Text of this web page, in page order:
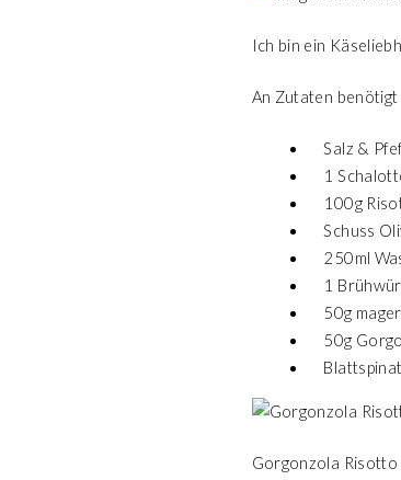
Ich bin ein
An Zutaten benötigt
Salz &
1
100g
Schuss
250ml
1
50g
50g
Gorgonzola